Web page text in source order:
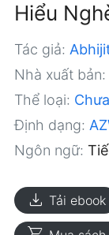
Hiểu
Tác giả:
Nhà xuất bản:
Thể loại:
Định dạng:
Ngôn ngữ:
download Tải ebook